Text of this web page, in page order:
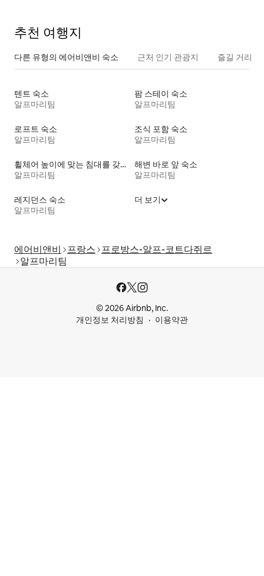
추천 여행지
다른 유형의 에어비앤비 숙소 근처 인기 관광지 즐길 거리
텐트 숙소
알프마리팀
팜 스테이 숙소
알프마리팀
로프트 숙소
알프마리팀
조식 포함 숙소
알프마리팀
휠체어 높이에 맞는 침대를 갖춘 숙소
알프마리팀
해변 바로 앞 숙소
알프마리팀
레지던스 숙소
알프마리팀
더 보기
에어비앤비 프랑스 프로방스-알프-코트다쥐르
알프마리팀
© 2026 Airbnb, Inc.
개인정보 처리방침
이용약관